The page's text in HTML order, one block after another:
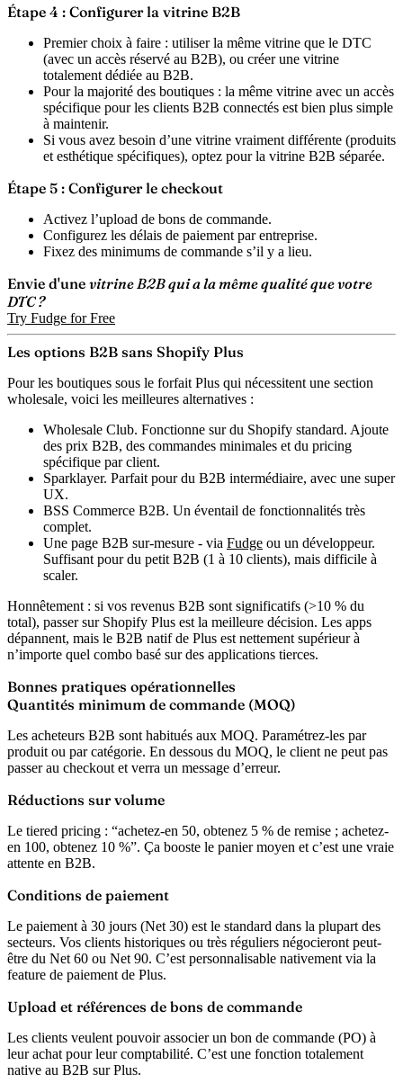
Étape 4 : Configurer la vitrine B2B
Premier choix à faire : utiliser la même vitrine que le DTC
(avec un accès réservé au B2B), ou créer une vitrine
totalement dédiée au B2B.
Pour la majorité des boutiques : la même vitrine avec un accès
spécifique pour les clients B2B connectés est bien plus simple
à maintenir.
Si vous avez besoin d’une vitrine vraiment différente (produits
et esthétique spécifiques), optez pour la vitrine B2B séparée.
Étape 5 : Configurer le checkout
Activez l’upload de bons de commande.
Configurez les délais de paiement par entreprise.
Fixez des minimums de commande s’il y a lieu.
Envie d'une vitrine B2B qui a la même qualité que votre
DTC ?
Try Fudge for Free
Les options B2B sans Shopify Plus
Pour les boutiques sous le forfait Plus qui nécessitent une section
wholesale, voici les meilleures alternatives :
Wholesale Club. Fonctionne sur du Shopify standard. Ajoute
des prix B2B, des commandes minimales et du pricing
spécifique par client.
Sparklayer. Parfait pour du B2B intermédiaire, avec une super
UX.
BSS Commerce B2B. Un éventail de fonctionnalités très
complet.
Une page B2B sur-mesure - via Fudge ou un développeur.
Suffisant pour du petit B2B (1 à 10 clients), mais difficile à
scaler.
Honnêtement : si vos revenus B2B sont significatifs (>10 % du
total), passer sur Shopify Plus est la meilleure décision. Les apps
dépannent, mais le B2B natif de Plus est nettement supérieur à
n’importe quel combo basé sur des applications tierces.
Bonnes pratiques opérationnelles
Quantités minimum de commande (MOQ)
Les acheteurs B2B sont habitués aux MOQ. Paramétrez-les par
produit ou par catégorie. En dessous du MOQ, le client ne peut pas
passer au checkout et verra un message d’erreur.
Réductions sur volume
Le tiered pricing : “achetez-en 50, obtenez 5 % de remise ; achetez-
en 100, obtenez 10 %”. Ça booste le panier moyen et c’est une vraie
attente en B2B.
Conditions de paiement
Le paiement à 30 jours (Net 30) est le standard dans la plupart des
secteurs. Vos clients historiques ou très réguliers négocieront peut-
être du Net 60 ou Net 90. C’est personnalisable nativement via la
feature de paiement de Plus.
Upload et références de bons de commande
Les clients veulent pouvoir associer un bon de commande (PO) à
leur achat pour leur comptabilité. C’est une fonction totalement
native au B2B sur Plus.